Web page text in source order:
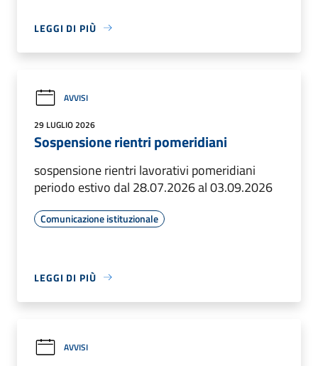
LEGGI DI PIÙ
AVVISI
29 LUGLIO 2026
Sospensione rientri pomeridiani
sospensione rientri lavorativi pomeridiani
periodo estivo dal 28.07.2026 al 03.09.2026
Comunicazione istituzionale
LEGGI DI PIÙ
AVVISI